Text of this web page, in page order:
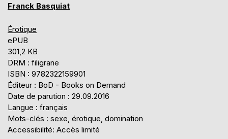
Franck Basquiat
Érotique
ePUB
301,2 KB
DRM : filigrane
ISBN : 9782322159901
Éditeur : BoD - Books on Demand
Date de parution : 29.09.2016
Langue : français
Mots-clés : sexe, érotique, domination
Accessibilité: Accès limité